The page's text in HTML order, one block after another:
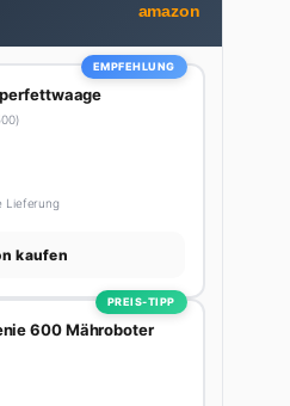
die besten Lifestyle-
findet man ihn
Alpen, am Grill mit
nach dem perfekten
einmal richtig als
halb.
amazon
EMPFEHLUNG
Lieferung
kaufen
PREIS-TIPP
600 Mähroboter